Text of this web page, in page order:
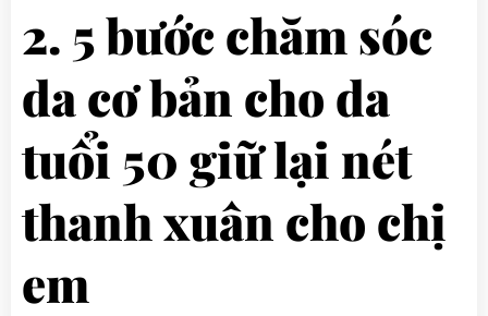
2. 5 bước chăm sóc
da cơ bản cho da
tuổi 50 giữ lại nét
thanh xuân cho chị
em